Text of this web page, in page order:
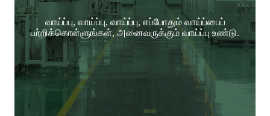
வாய்ப்பு, வாய்ப்பு, வாய்ப்பு, எப்போதும் வாய்ப்பைப்
பற்றிக்கொள்ளுங்கள், அனைவருக்கும் வாய்ப்பு உண்டு.